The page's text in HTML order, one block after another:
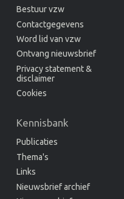
Bestuur vzw
Contactgegevens
Word lid van vzw
Ontvang nieuwsbrief
Privacy statement &
disclaimer
Cookies
Kennisbank
Publicaties
Thema's
Links
Nieuwsbrief archief